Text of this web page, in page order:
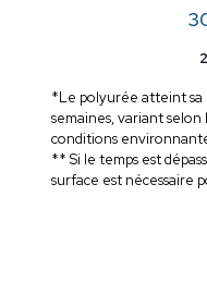
*Le polyurée atteint sa
semaines, variant
conditions
** Si le temps est
surface est nécessaire